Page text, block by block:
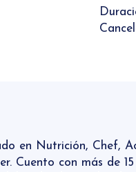
en Nutrición, Chef,
Cuento con más de